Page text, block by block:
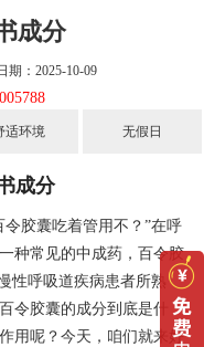
成分
：2025-10-09
适环境 无假日
成分
胶囊吃着管用不？”在呼
种常见的中成药，百令胶
性呼吸道疾病患者所熟
令胶囊的成分到底是什
用呢？今天，咱们就来好